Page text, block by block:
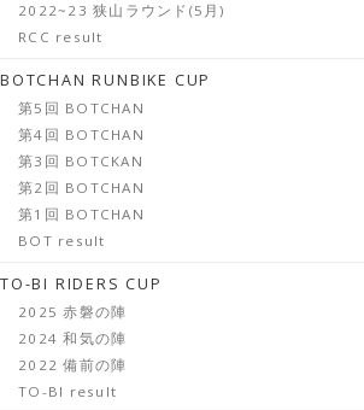
2022~23 狭山ラウンド(5月)
RCC result
BOTCHAN RUNBIKE CUP
第5回 BOTCHAN
第4回 BOTCHAN
第3回 BOTCKAN
第2回 BOTCHAN
第1回 BOTCHAN
BOT result
TO-BI RIDERS CUP
2025 赤磐の陣
2024 和気の陣
2022 備前の陣
TO-BI result